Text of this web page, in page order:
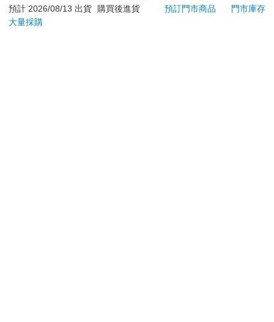
日）。
辦理退換貨時，商品（組合商品恕無法接受單獨退貨）必須
預計 2026/08/13 出貨
購買後進貨 預訂門市商品
門市庫存
大量採購